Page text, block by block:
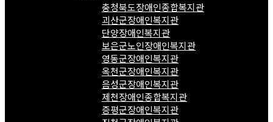
충청북도장애인종합복지관
괴산군장애인복지관
단양장애인복지관
보은군노인장애인복지관
영동군장애인복지관
옥천군장애인복지관
음성군장애인복지관
제천장애인종합복지관
증평군장애인복지관